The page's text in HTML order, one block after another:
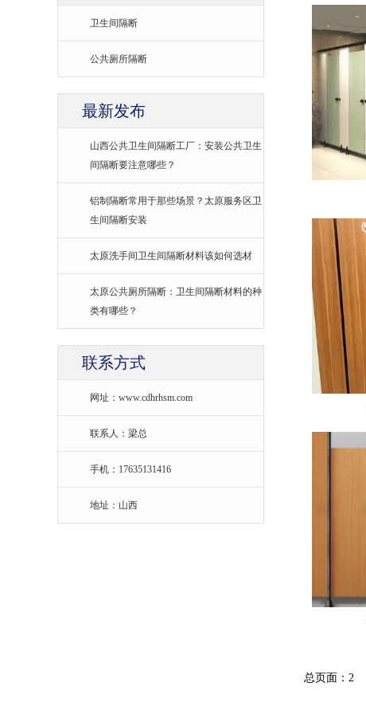
卫生间隔断
公共厕所隔断
最新发布
山西公共卫生间隔断工厂：安装公共卫生
间隔断要注意哪些？
铝制隔断常用于那些场景？太原服务区卫
生间隔断安装
太原洗手间卫生间隔断材料该如何选材
太原公共厕所隔断：卫生间隔断材料的种
类有哪些？
联系方式
网址：www.cdhrhsm.com
联系人：梁总
手机：17635131416
地址：山西
总页面：2